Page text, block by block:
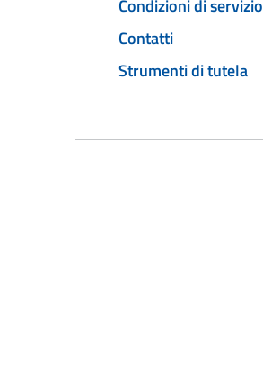
Condizioni di servizio
Contatti
Strumenti di tutela